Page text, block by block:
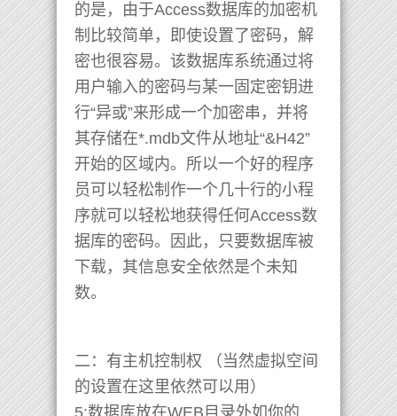
的是，由于Access数据库的加密机
制比较简单，即使设置了密码，解
密也很容易。该数据库系统通过将
用户输入的密码与某一固定密钥进
行“异或”来形成一个加密串，并将
其存储在*.mdb文件从地址“&H42”
开始的区域内。所以一个好的程序
员可以轻松制作一个几十行的小程
序就可以轻松地获得任何Access数
据库的密码。因此，只要数据库被
下载，其信息安全依然是个未知
数。
二：有主机控制权 （当然虚拟空间
的设置在这里依然可以用）
5:数据库放在WEB目录外如你的